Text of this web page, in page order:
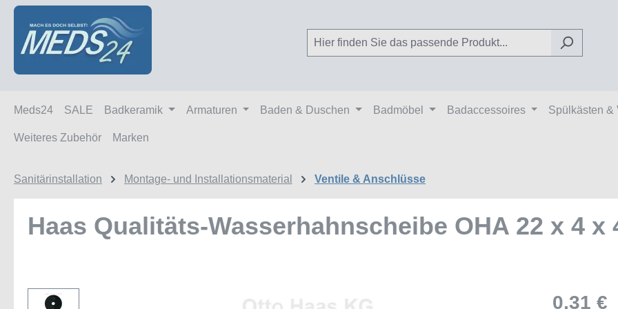
Hauptinhalt springen
Zur Suche springen
Zur Hauptnavigation springen
Meds24 SALE Badkeramik Armaturen Baden & Duschen Badmöbel Badaccessoires Spülkästen &
Weiteres Zubehör Marken
Sanitärinstallation Montage- und Installationsmaterial Ventile & Anschlüsse
Haas Qualitäts-Wasserhahnscheibe OHA 22 x 4 x
Bildergalerie überspringen 0,31 €